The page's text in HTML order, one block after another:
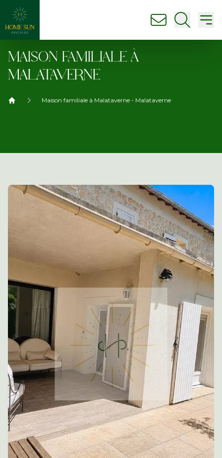
nous contacter
Ouvrir la
MAISON FAMILIALE À
MALATAVERNE
Maison familiale à Malataverne - Malataverne